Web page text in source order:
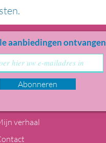
aanbiedingen ontvangen
Abonneren
verhaal